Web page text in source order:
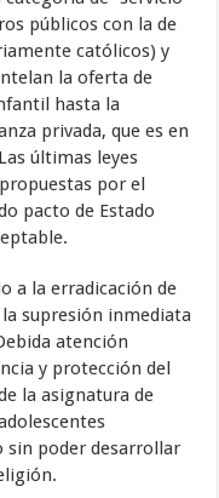
públicos con la de
católicos) y
la oferta de
hasta la
privada, que es en
últimas leyes
por el
pacto de Estado
a la erradicación de
supresión inmediata
atención
y protección del
la asignatura de
sin poder desarrollar